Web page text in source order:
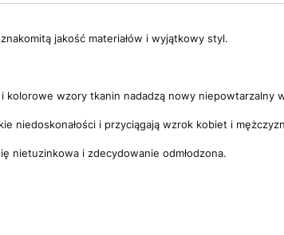
jakość materiałów i wyjątkowy styl.
kolorowe wzory tkanin nadadzą nowy niepowtarzalny
niedoskonałości i przyciągają wzrok kobiet i
nietuzinkowa i zdecydowanie odmłodzona.